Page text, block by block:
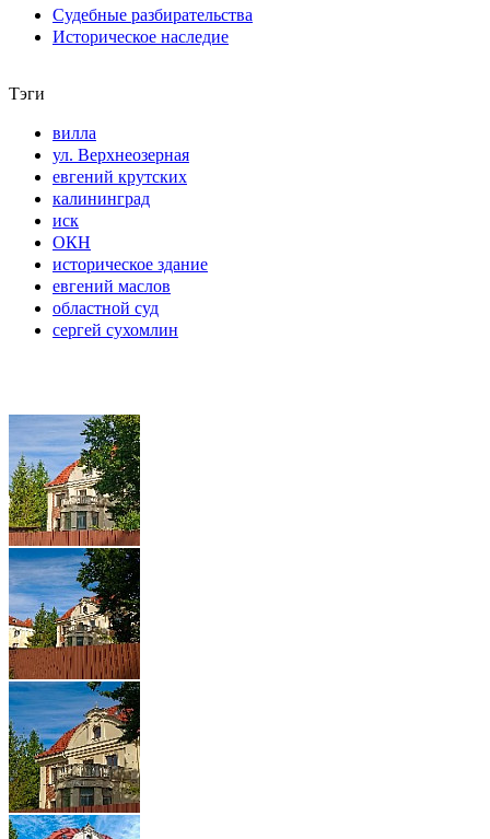
Судебные разбирательства
Историческое наследие
Тэги
вилла
ул. Верхнеозерная
евгений крутских
калининград
иск
ОКН
историческое здание
евгений маслов
областной суд
сергей сухомлин